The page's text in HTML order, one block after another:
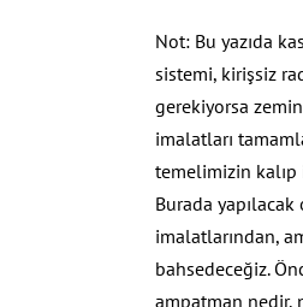
Not: Bu yazıda
sistemi, kirişsiz
gerekiyorsa
imalatları
temelimizin kalıp
Burada
imalatlarından,
bahsedeceğiz.
ampatman nedir,